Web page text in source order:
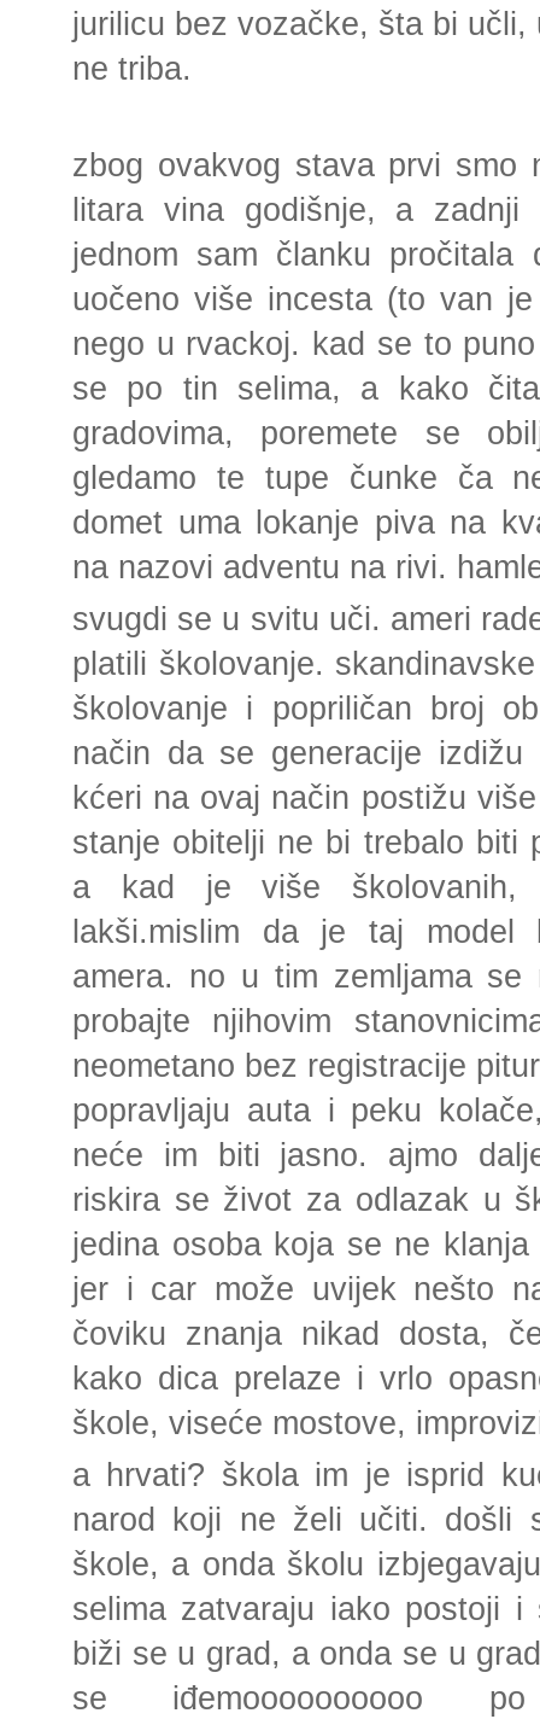
jurilicu bez vozačke, šta bi
ne triba.
zbog ovakvog stava prvi smo
litara vina godišnje, a
jednom sam članku
uočeno više incesta (to van
nego u rvackoj. kad se to
se po tin selima, a kako
gradovima, poremete se
gledamo te tupe čunke ča
domet uma lokanje piva na
na nazovi adventu na rivi.
svugdi se u svitu uči. ameri
platili školovanje.
školovanje i popriličan broj
način da se generacije
kćeri na ovaj način postižu
stanje obitelji ne bi trebalo biti
a kad je više
lakši.mislim da je taj model
amera. no u tim zemljama se
probajte njihovim
neometano bez registracije
popravljaju auta i peku
neće im biti jasno. ajmo
riskira se život za odlazak u
jedina osoba koja se ne
jer i car može uvijek nešto
čoviku znanja nikad dosta,
kako dica prelaze i vrlo
škole, viseće mostove,
a hrvati? škola im je isprid
narod koji ne želi učiti. došli
škole, a onda školu
selima zatvaraju iako postoji
biži se u grad, a onda se u
se iđemoooooooooo